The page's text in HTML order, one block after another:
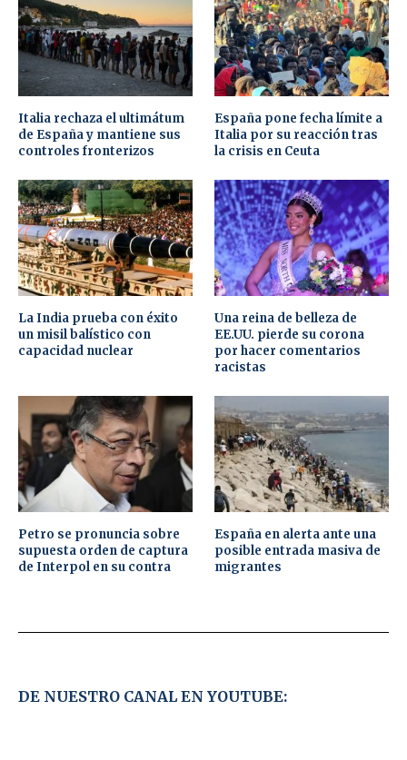
Italia rechaza el ultimátum
de España y mantiene sus
controles fronterizos
España pone fecha límite a
Italia por su reacción tras
la crisis en Ceuta
La India prueba con éxito
un misil balístico con
capacidad nuclear
Una reina de belleza de
EE.UU. pierde su corona
por hacer comentarios
racistas
Petro se pronuncia sobre
supuesta orden de captura
de Interpol en su contra
España en alerta ante una
posible entrada masiva de
migrantes
DE NUESTRO CANAL EN YOUTUBE: